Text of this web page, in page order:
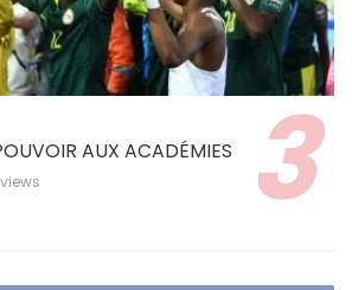
AUX ACADÉMIES